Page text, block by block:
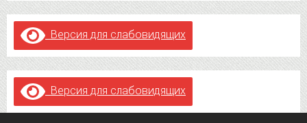
Версия для слабовидящих
Версия для слабовидящих